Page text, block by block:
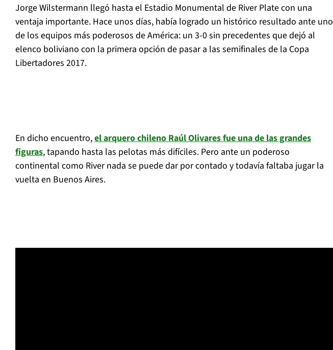
Jorge Wilstermann llegó hasta el Estadio Monumental de River Plate con una
ventaja importante. Hace unos días, había logrado un histórico resultado ante uno
de los equipos más poderosos de América: un 3-0 sin precedentes que dejó al
elenco boliviano con la primera opción de pasar a las semifinales de la Copa
Libertadores 2017.
En dicho encuentro,el arquero chileno Raúl Olivares fue una de las grandes
figuras, tapando hasta las pelotas más difíciles. Pero ante un poderoso
continental como River nada se puede dar por contado y todavía faltaba jugar la
vuelta en Buenos Aires.